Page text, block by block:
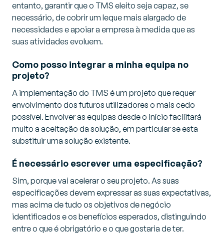
entanto, garantir que o TMS eleito seja capaz, se
necessário, de cobrir um leque mais alargado de
necessidades e apoiar a empresa à medida que as
suas atividades evoluem.
Como posso integrar a minha equipa no
projeto?
A implementação do TMS é um projeto que requer
envolvimento dos futuros utilizadores o mais cedo
possível. Envolver as equipas desde o início facilitará
muito a aceitação da solução, em particular se esta
substituir uma solução existente.
É necessário escrever uma especificação?
Sim, porque vai acelerar o seu projeto. As suas
especificações devem expressar as suas expectativas,
mas acima de tudo os objetivos de negócio
identificados e os benefícios esperados, distinguindo
entre o que é obrigatório e o que gostaria de ter.